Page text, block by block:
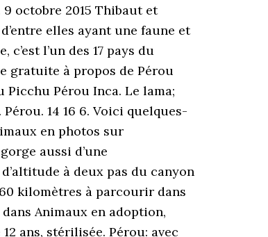
octobre 2015 Thibaut et
elles ayant une faune et
l’un des 17 pays du
gratuite à propos de Pérou
Pérou Inca. Le lama;
14 16 6. Voici quelques-
en photos sur
aussi d’une
à deux pas du canyon
kilomètres à parcourir dans
Animaux en adoption,
ans, stérilisée. Pérou: avec